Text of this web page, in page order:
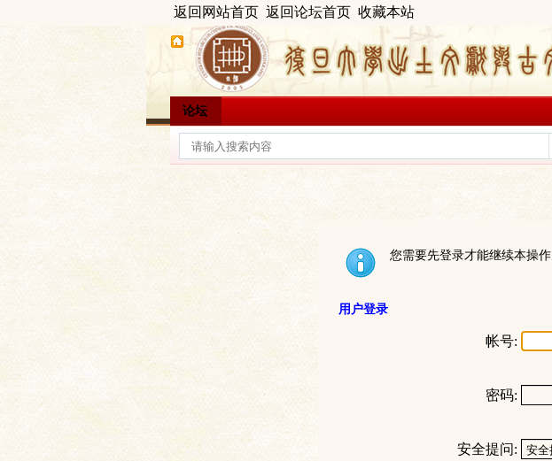
返回网站首页 返回论坛首页 收藏本站
论坛
您需要先登录才能继续本操作
用户登录
帐号:
密码:
安全提问: